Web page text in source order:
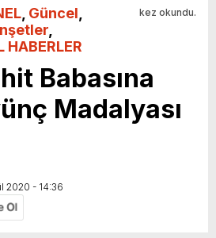
Güncel
HABERLER
kez okundu.
Babasına
Madalyası
2020 - 14:36